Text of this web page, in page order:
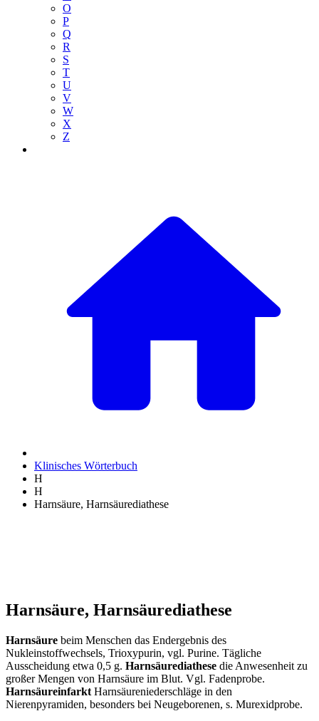
O
P
Q
R
S
T
U
V
W
X
Z
Klinisches Wörterbuch
H
H
Harnsäure, Harnsäurediathese
Harnsäure, Harnsäurediathese
Harnsäure beim Menschen das Endergebnis des
Nukleinstoffwechsels, Trioxypurin, vgl. Purine. Tägliche
Ausscheidung etwa 0,5 g. Harnsäurediathese die Anwesenheit zu
großer Mengen von Harnsäure im Blut. Vgl. Fadenprobe.
Harnsäureinfarkt Harnsäureniederschläge in den
Nierenpyramiden, besonders bei Neugeborenen, s. Murexidprobe.